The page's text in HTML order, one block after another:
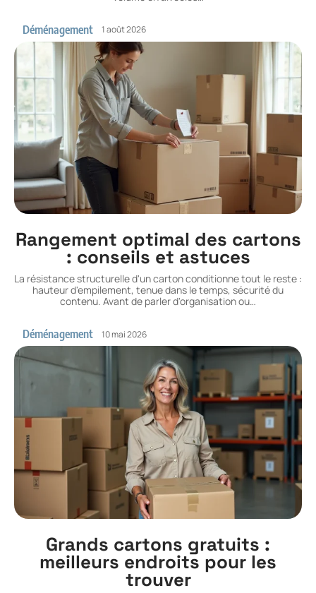
Déménagement 1 août 2026
Rangement optimal des cartons
: conseils et astuces
La résistance structurelle d'un carton conditionne tout le reste :
hauteur d'empilement, tenue dans le temps, sécurité du
contenu. Avant de parler d'organisation ou…
Déménagement 10 mai 2026
Grands cartons gratuits :
meilleurs endroits pour les
trouver